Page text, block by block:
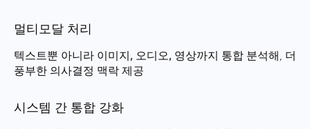
멀티모달 처리
텍스트뿐 아니라 이미지, 오디오, 영상까지 통합 분석해, 더
풍부한 의사결정 맥락 제공
시스템 간 통합 강화